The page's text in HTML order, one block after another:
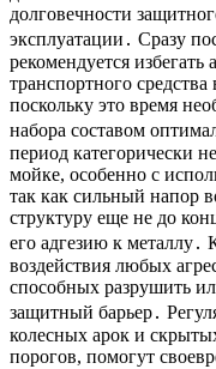
долговечности
эксплуатации․ Сразу
рекомендуется
транспортного
поскольку это время
набора составом
период категорически
мойке, особенно с
так как сильный напор
структуру еще не до
его адгезию к металлу․
воздействия любых
способных разрушить
защитный барьер․
колесных арок и
порогов, помогут